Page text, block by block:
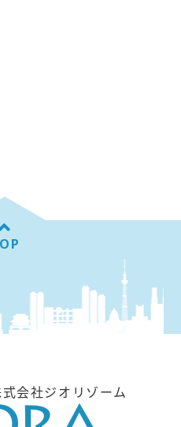
会社ジオリゾーム